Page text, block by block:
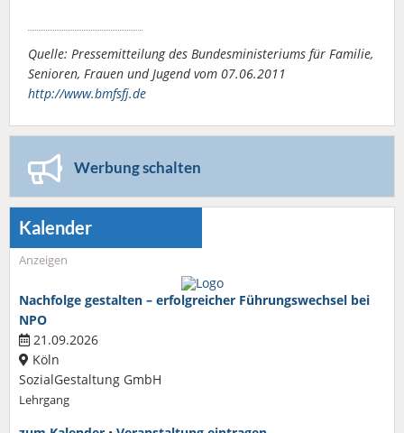
Quelle: Pressemitteilung des Bundesministeriums für Familie,
Senioren, Frauen und Jugend vom 07.06.2011
http://www.bmfsfj.de
Werbung schalten
Kalender
Anzeigen
Nachfolge gestalten – erfolgreicher Führungswechsel bei
NPO
21.09.2026
Köln
SozialGestaltung GmbH
Lehrgang